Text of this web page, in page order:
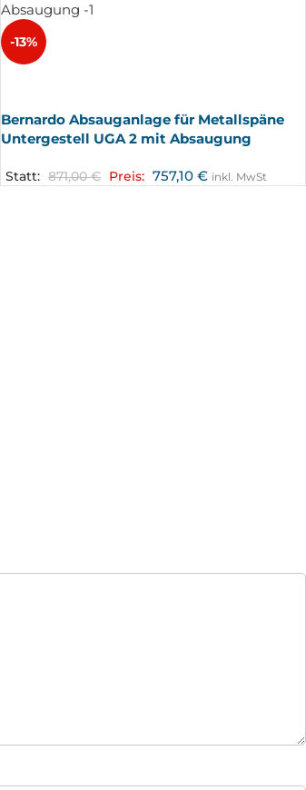
-13%
Bernardo Absauganlage für Metallspäne
Untergestell UGA 2 mit Absaugung
Statt: 871,00€ Preis: 757,10€ inkl. MwSt